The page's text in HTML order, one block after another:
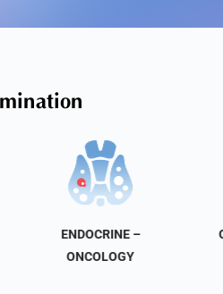
ENDOCRINE –
ONCOLOGY